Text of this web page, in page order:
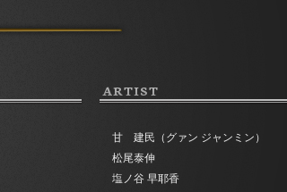
ARTIST
甘 建民（グァン ジャンミン）
松尾泰伸
塩ノ谷 早耶香